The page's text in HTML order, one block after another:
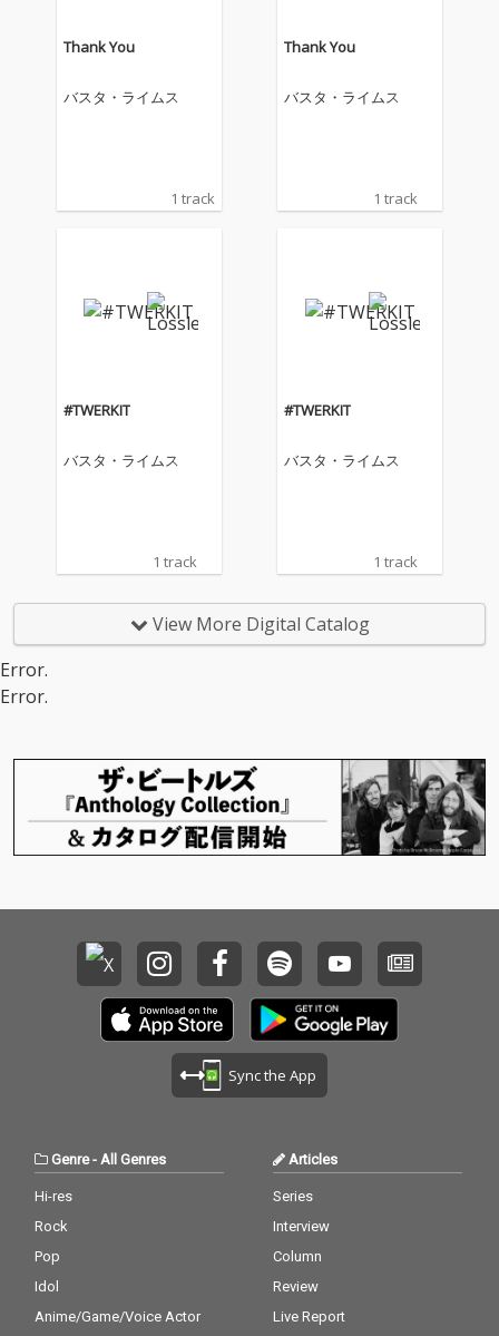
Thank You
バスタ・ライムス
1 track
Thank You
バスタ・ライムス
1 track
#TWERKIT
バスタ・ライムス
1 track
#TWERKIT
バスタ・ライムス
1 track
View More Digital Catalog
Error.
Error.
Sync the App
Genre- All Genres
Hi-res
Rock
Pop
Idol
Anime/Game/Voice Actor
Articles
Series
Interview
Column
Review
Live Report